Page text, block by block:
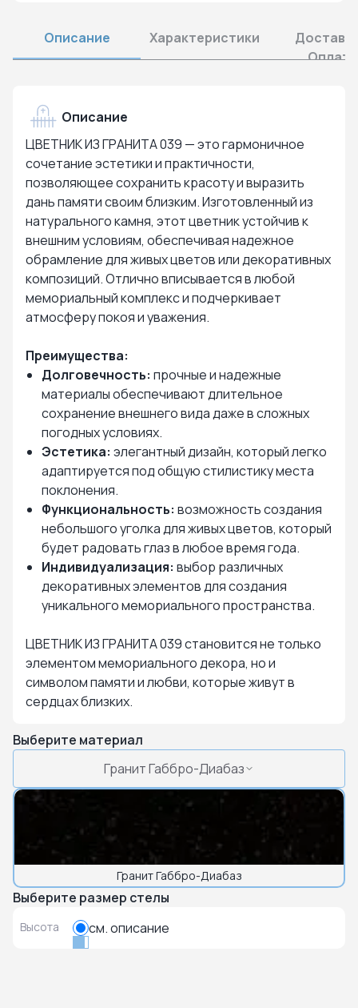
Описание Характеристики
Оплата
Описание
ЦВЕТНИК ИЗ ГРАНИТА 039 — это гармоничное
сочетание эстетики и практичности,
позволяющее сохранить красоту и выразить
дань памяти своим близким. Изготовленный из
натурального камня, этот цветник устойчив к
внешним условиям, обеспечивая надежное
обрамление для живых цветов или декоративных
композиций. Отлично вписывается в любой
мемориальный комплекс и подчеркивает
атмосферу покоя и уважения.
Преимущества:
Долговечность: прочные и надежные
материалы обеспечивают длительное
сохранение внешнего вида даже в сложных
погодных условиях.
Эстетика: элегантный дизайн, который легко
адаптируется под общую стилистику места
поклонения.
Функциональность: возможность создания
небольшого уголка для живых цветов, который
будет радовать глаз в любое время года.
Индивидуализация: выбор различных
декоративных элементов для создания
уникального мемориального пространства.
ЦВЕТНИК ИЗ ГРАНИТА 039 становится не только
элементом мемориального декора, но и
символом памяти и любви, которые живут в
сердцах близких.
Выберите материал
Гранит Габбро-Диабаз
Гранит Габбро-Диабаз
Выберите размер стелы
Высота см. описание